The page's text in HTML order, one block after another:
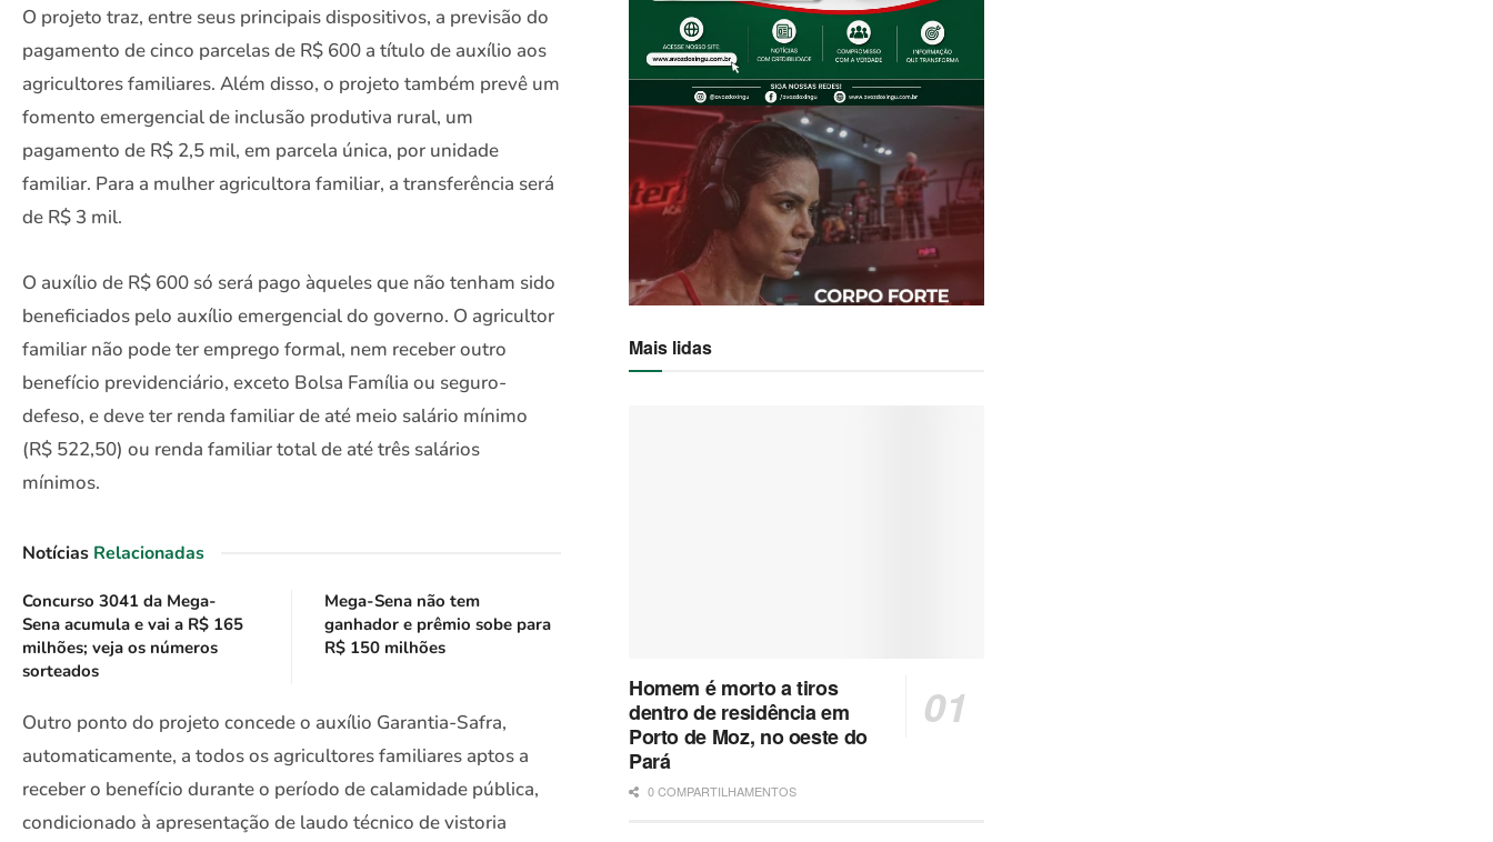
O projeto traz, entre seus principais dispositivos, a previsão do
pagamento de cinco parcelas de R$ 600 a título de auxílio aos
agricultores familiares. Além disso, o projeto também prevê um
fomento emergencial de inclusão produtiva rural, um
pagamento de R$ 2,5 mil, em parcela única, por unidade
familiar. Para a mulher agricultora familiar, a transferência será
de R$ 3 mil.
O auxílio de R$ 600 só será pago àqueles que não tenham sido
beneficiados pelo auxílio emergencial do governo. O agricultor
familiar não pode ter emprego formal, nem receber outro
benefício previdenciário, exceto Bolsa Família ou seguro-
defeso, e deve ter renda familiar de até meio salário mínimo
(R$ 522,50) ou renda familiar total de até três salários
mínimos.
Notícias Relacionadas
Concurso 3041 da Mega-
Sena acumula e vai a R$ 165
milhões; veja os números
sorteados
Mega-Sena não tem
ganhador e prêmio sobe para
R$ 150 milhões
Outro ponto do projeto concede o auxílio Garantia-Safra,
automaticamente, a todos os agricultores familiares aptos a
receber o benefício durante o período de calamidade pública,
condicionado à apresentação de laudo técnico de vistoria
Mais lidas
Homem é morto a tiros
dentro de residência em
Porto de Moz, no oeste do
Pará
0 COMPARTILHAMENTOS